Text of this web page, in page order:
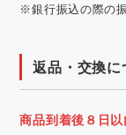
※銀行振込の際の
返品・交換に
商品到着後８日以